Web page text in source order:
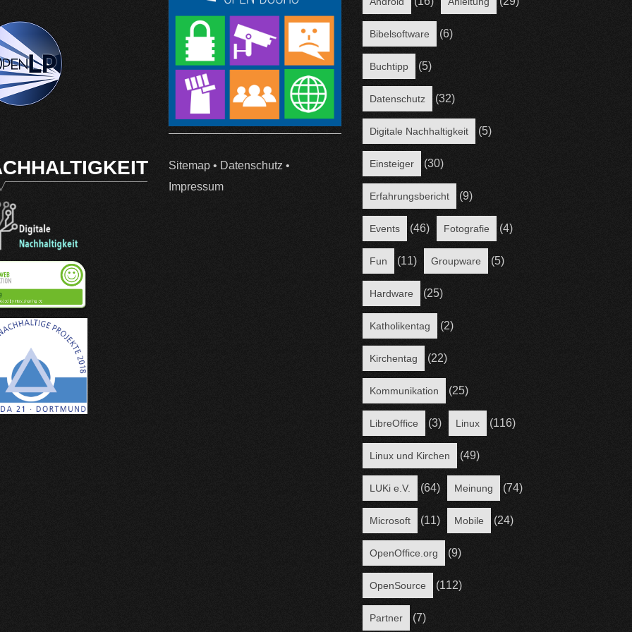
Sitemap • Datenschutz •
Impressum
Bibelsoftware (6)
Buchtipp (5)
Datenschutz (32)
Digitale Nachhaltigkeit (5)
Einsteiger (30)
Erfahrungsbericht (9)
Events (46) Fotografie (4)
Fun (11) Groupware (5)
Hardware (25)
Katholikentag (2)
Kirchentag (22)
Kommunikation (25)
LibreOffice (3) Linux (116)
Linux und Kirchen (49)
LUKi e.V. (64) Meinung (74)
Microsoft (11) Mobile (24)
OpenOffice.org (9)
OpenSource (112)
Partner (7)